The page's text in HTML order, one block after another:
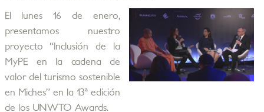
El lunes 16 de enero,
presentamos nuestro
proyecto “Inclusión de la
MyPE en la cadena de
valor del turismo sostenible
en Miches” en la 13ª edición
de los UNWTO Awards.